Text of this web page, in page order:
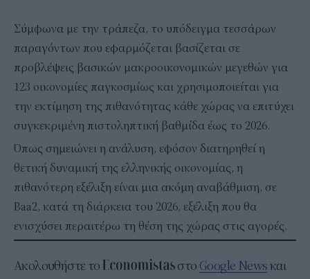
Σύμφωνα με την τράπεζα, το υπόδειγμα τεσσάρων
παραγόντων που εφαρμόζεται βασίζεται σε
προβλέψεις βασικών μακροοικονομικών μεγεθών για
123 οικονομίες παγκοσμίως και χρησιμοποιείται για
την εκτίμηση της πιθανότητας κάθε χώρας να επιτύχει
συγκεκριμένη πιστοληπτική βαθμίδα έως το 2026.
Όπως σημειώνει η ανάλυση, εφόσον διατηρηθεί η
θετική δυναμική της ελληνικής οικονομίας, η
πιθανότερη εξέλιξη είναι μια ακόμη αναβάθμιση, σε
Baa2, κατά τη διάρκεια του 2026, εξέλιξη που θα
ενισχύσει περαιτέρω τη θέση της χώρας στις αγορές.
Ακολουθήστε το στο Google Newsκαι